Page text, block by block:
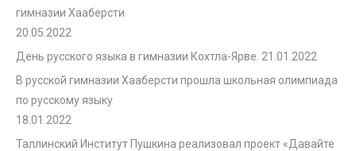
гимназии Хааберсти
20.05.2022
День русского языка в гимназии Кохтла-Ярве. 21.01.2022
В русской гимназии Хааберсти прошла школьная олимпиада
по русскому языку
18.01.2022
Таллинский Институт Пушкина реализовал проект «Давайте